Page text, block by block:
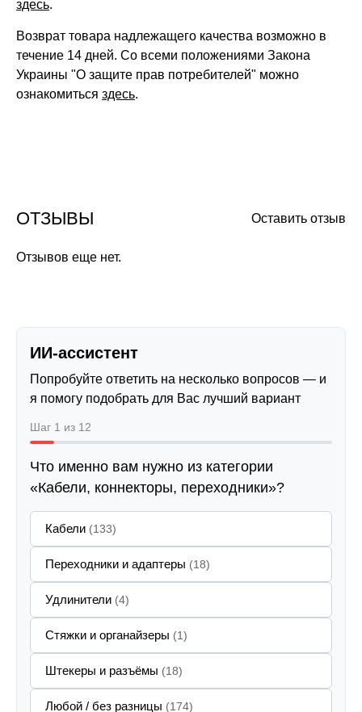
здесь.
Возврат товара надлежащего качества возможно в
течение 14 дней. Со всеми положениями Закона
Украины "О защите прав потребителей" можно
ознакомиться здесь.
Оставить отзыв
ОТЗЫВЫ
Отзывов еще нет.
ИИ-ассистент
Попробуйте ответить на несколько вопросов — и
я помогу подобрать для Вас лучший вариант
Шаг 1 из 12
Что именно вам нужно из категории
«Кабели, коннекторы, переходники»?
Кабели (133)
Переходники и адаптеры (18)
Удлинители (4)
Стяжки и органайзеры (1)
Штекеры и разъёмы (18)
Любой / без разницы (174)